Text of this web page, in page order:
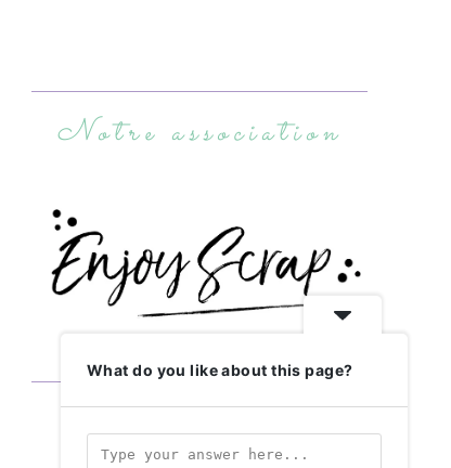
Notre association
Abonnez-vous
What do you like about this page?